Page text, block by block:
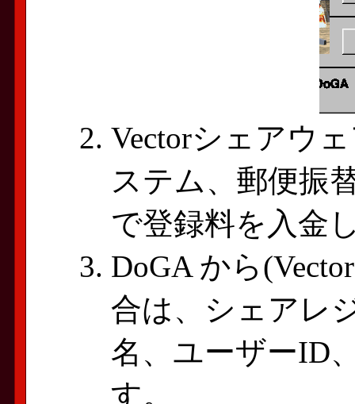
Vectorシェアウ
ステム、郵便振
で登録料を入金
DoGA から
合は、シェアレ
名、ユーザーID
す。